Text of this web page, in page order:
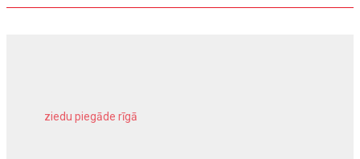
ziedu piegāde rīgā